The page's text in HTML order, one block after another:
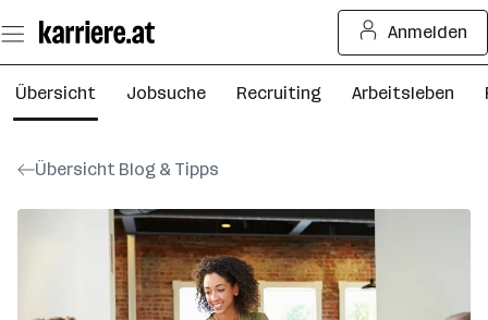
Seiteninhalt
springen
Anmelden
Übersicht Jobsuche Recruiting Arbeitsleben
Übersicht Blog & Tipps